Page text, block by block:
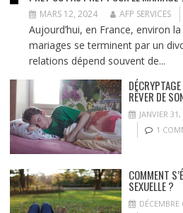
MARS 12, 2024 AFP SERVICES
Aujourd’hui, en France, environ
mariages se terminent par un
relations dépend souvent de...
RÊVER DE
JANVIER
1
COMMENT
SEXUELLE ?
DÉCEMBRE